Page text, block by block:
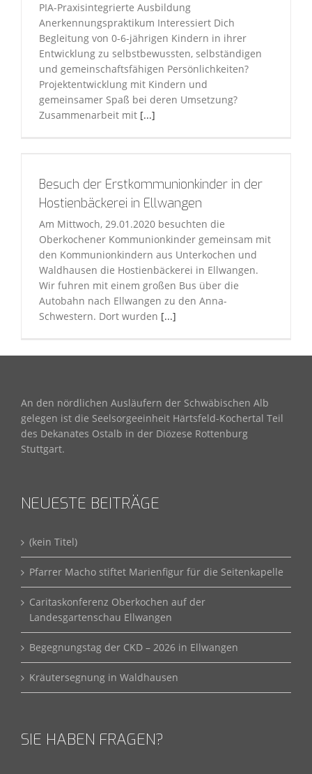
PIA-Praxisintegrierte Ausbildung
Anerkennungspraktikum Interessiert Dich
Begleitung von 0-6-jährigen Kindern in ihrer
Entwicklung zu selbstbewussten, selbständigen
und gemeinschaftsfähigen Persönlichkeiten?
Projektentwicklung mit Kindern und
gemeinsamer Spaß bei deren Umsetzung?
Zusammenarbeit mit [...]
Besuch der Erstkommunionkinder in der
Hostienbäckerei in Ellwangen
Am Mittwoch, 29.01.2020 besuchten die
Oberkochener Kommunionkinder gemeinsam mit
den Kommunionkindern aus Unterkochen und
Waldhausen die Hostienbäckerei in Ellwangen.
Wir fuhren mit einem großen Bus über die
Autobahn nach Ellwangen zu den Anna-
Schwestern. Dort wurden [...]
An den nördlichen Ausläufern der Schwäbischen Alb
gelegen ist die Seelsorgeeinheit Härtsfeld-Kochertal Teil
des Dekanates Ostalb in der Diözese Rottenburg
Stuttgart.
NEUESTE BEITRÄGE
(kein Titel)
Pfarrer Macho stiftet Marienfigur für die Seitenkapelle
Caritaskonferenz Oberkochen auf der
Landesgartenschau Ellwangen
Begegnungstag der CKD – 2026 in Ellwangen
Kräutersegnung in Waldhausen
SIE HABEN FRAGEN?